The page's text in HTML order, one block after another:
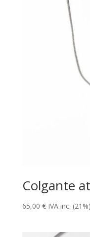
Colgante
65,00 € IVA inc. (21%)